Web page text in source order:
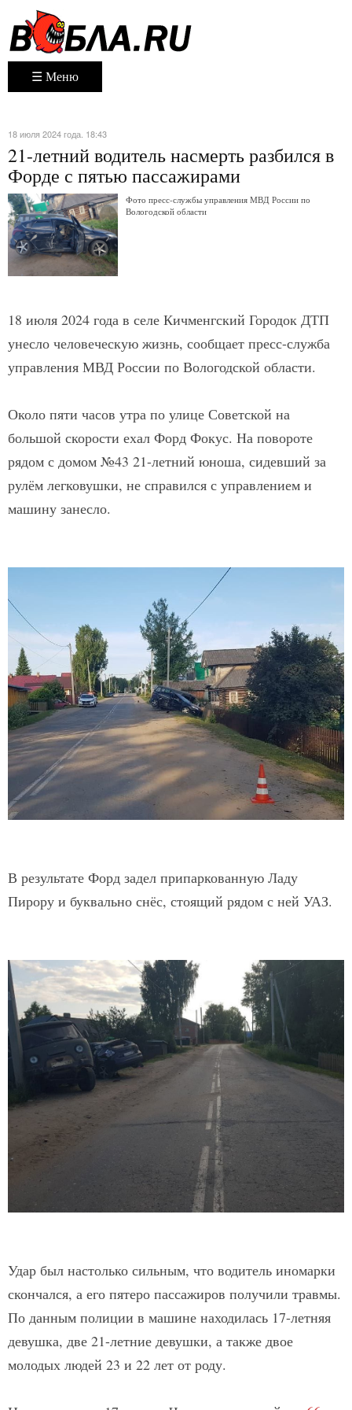
☰ Меню
18 июля 2024 года. 18:43
21-летний водитель насмерть разбился в
Форде с пятью пассажирами
Фото пресс-службы управления МВД России по
Вологодской области
18 июля 2024 года в селе Кичменгский Городок ДТП
унесло человеческую жизнь, сообщает пресс-служба
управления МВД России по Вологодской области.
Около пяти часов утра по улице Советской на
большой скорости ехал Форд Фокус. На повороте
рядом с домом №43 21-летний юноша, сидевший за
рулём легковушки, не справился с управлением и
машину занесло.
В результате Форд задел припаркованную Ладу
Пирору и буквально снёс, стоящий рядом с ней УАЗ.
Удар был настолько сильным, что водитель иномарки
скончался, а его пятеро пассажиров получили травмы.
По данным полиции в машине находилась 17-летняя
девушка, две 21-летние девушки, а также двое
молодых людей 23 и 22 лет от роду.